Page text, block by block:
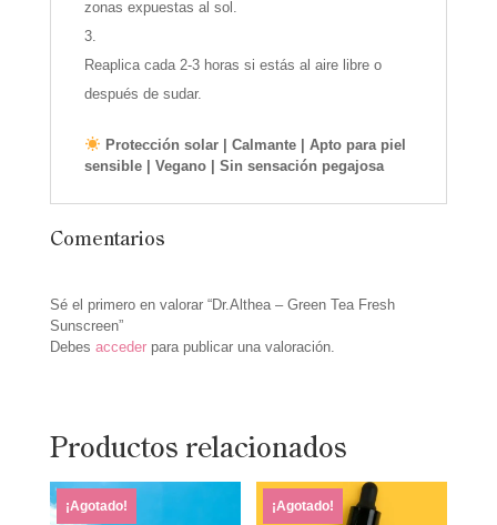
zonas expuestas al sol.
Reaplica cada 2-3 horas si estás al aire libre o
después de sudar.
Protección solar | Calmante | Apto para piel
sensible | Vegano | Sin sensación pegajosa
Comentarios
Sé el primero en valorar “Dr.Althea – Green Tea Fresh
Sunscreen”
Debes accederpara publicar una valoración.
Productos relacionados
¡Agotado! ¡Agotado!